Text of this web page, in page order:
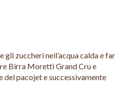
zuccheri nell’acqua calda e far
Birra Moretti Grand Cru e
del pacojet e successivamente